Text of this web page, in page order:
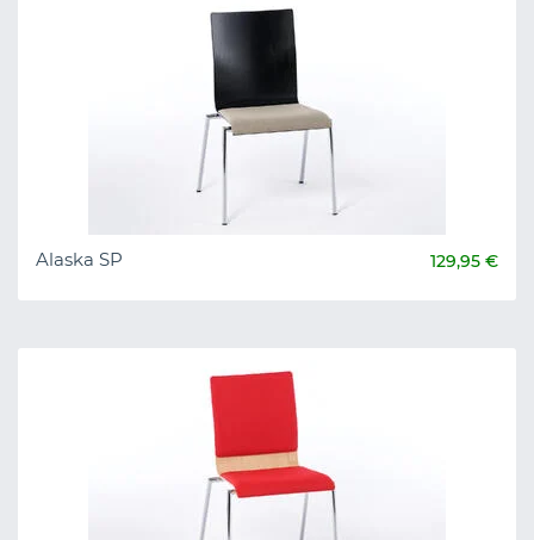
Alaska SP 129,95 €